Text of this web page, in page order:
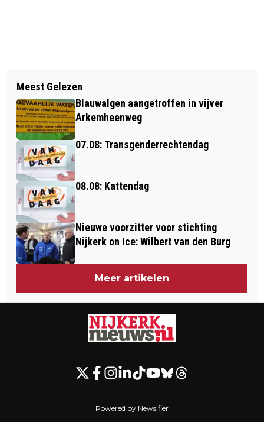
NSC WIL GROEIEN (VIDEO)
.14.05 VANDAAG IS DE DAG VAN..-
Meest Gelezen
Blauwalgen aangetroffen in vijver
Arkemheenweg
07.08: Transgenderrechtendag
08.08: Kattendag
Nieuwe voorzitter voor stichting
Nijkerk on Ice: Wilbert van den Burg
Meer artikelen
Powered by Newsifier